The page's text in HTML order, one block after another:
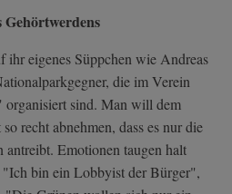
Gehörtwerdens
ihr eigenes Süppchen wie Andreas
die im Verein
sind. Man will dem
recht abnehmen, dass es nur die
Emotionen taugen halt
"Ich bin ein Lobbyist der Bürger",